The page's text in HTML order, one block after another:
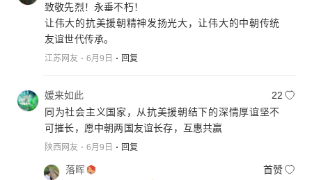
致敬先烈！永垂不朽！
让伟大的抗美援朝精神发扬光大，让伟大的中朝传统
友谊世代传承。
江苏网友 6月9日 回复
媛来如此
22
同为社会主义国家，从抗美援朝结下的深情厚谊坚不
可摧长，愿中朝两国友谊长存，互惠共赢
陕西网友 6月9日 回复
落晖
首赞